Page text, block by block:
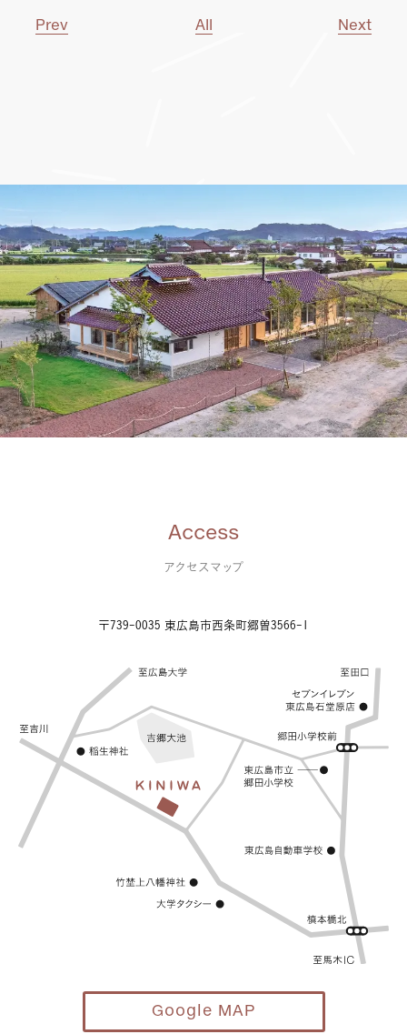
Next
Prev All
Access
アクセスマップ
〒739-0035 東広島市西条町郷曽3566-1
Google MAP